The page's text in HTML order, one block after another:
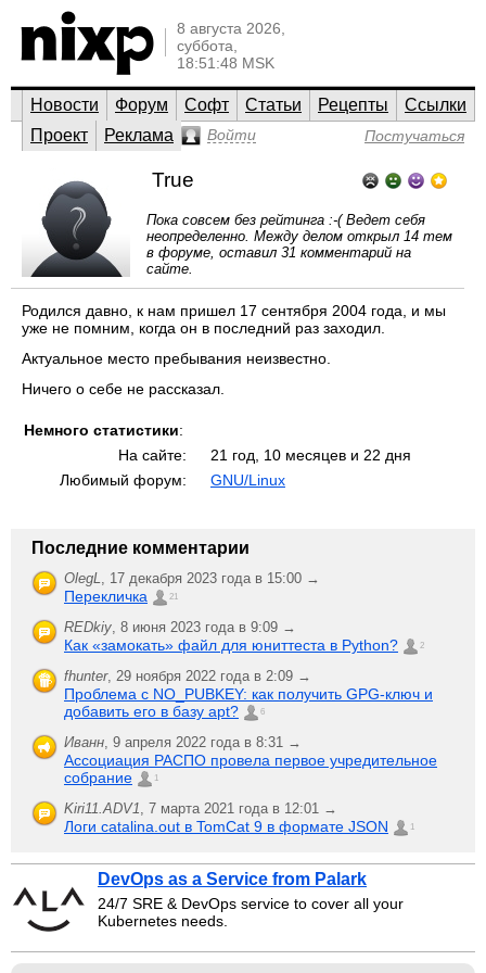
8 августа 2026,
суббота,
18:51:48 MSK
Новости Форум Софт Статьи Рецепты
Ссылки
Проект
Реклама Войти Постучаться
True
Пока совсем без рейтинга :-( Ведет себя
неопределенно. Между делом открыл 14 тем
в форуме, оставил 31 комментарий на
сайте.
Родился давно, к нам пришел 17 сентября 2004 года, и мы
уже не помним, когда он в последний раз заходил.
Актуальное место пребывания неизвестно.
Ничего о себе не рассказал.
Немного статистики:
На сайте:
21 год, 10 месяцев и 22 дня
Любимый форум:
GNU/Linux
Последние комментарии
OlegL, 17 декабря 2023 года в 15:00 →
Перекличка 21
REDkiy, 8 июня 2023 года в 9:09 →
Как «замокать» файл для юниттеста в Python? 2
fhunter, 29 ноября 2022 года в 2:09 →
Проблема с NO_PUBKEY: как получить GPG-ключ и
добавить его в базу apt?
6
Иванн, 9 апреля 2022 года в 8:31 →
Ассоциация РАСПО провела первое учредительное
собрание
1
Kiri11.ADV1, 7 марта 2021 года в 12:01 →
Логи catalina.out в TomCat 9 в формате JSON 1
DevOps as a Service from Palark
24/7 SRE & DevOps service to cover all your
Kubernetes needs.